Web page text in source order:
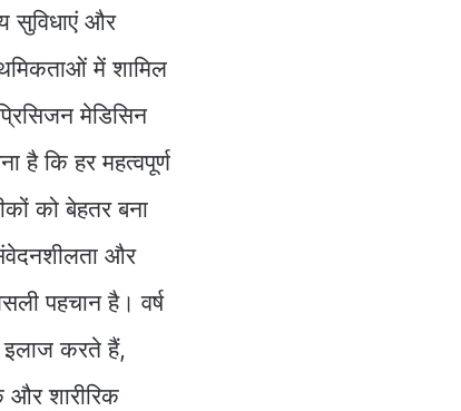
सुविधाएं और
में शामिल
मेडिसिन
है कि हर महत्वपूर्ण
को बेहतर बना
और
पहचान है। वर्ष
इलाज करते हैं,
शारीरिक